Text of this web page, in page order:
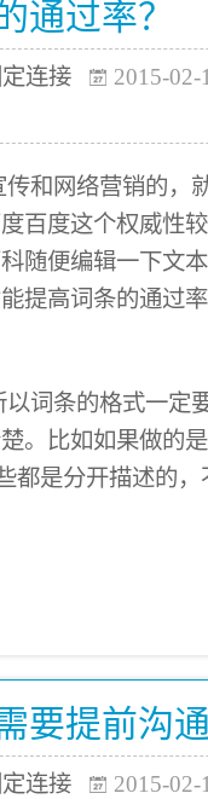
通过率？
定连接
2015-02-
和网络营销的，
百度这个权威性
随便编辑一下文
提高词条的通过
词条的格式一定
。比如如果做的
都是分开描述的
要提前沟
定连接
2015-02-